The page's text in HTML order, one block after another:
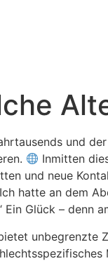
und
Inmitten
und neue
hatte an dem
Glück – denn
unbegrenzte